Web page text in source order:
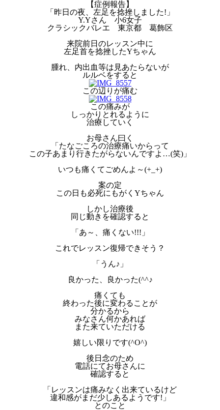
【症例報告】
「昨日の夜、左足を捻挫しました!」
Y.Yさん 小6女子
クラシックバレエ 東京都 葛飾区
来院前日のレッスン中に
左足首を捻挫したYちゃん
腫れ、内出血等は見あたらないが
ルルベをすると
この辺りが痛む
この痛みが
しっかりとれるように
治療していく
お母さん曰く
「たなごころの治療痛いからって
この子あまり行きたがらないんですよ…(笑)」
いつも痛くてごめんよ～(+_+)
案の定
この日も必死にもがくYちゃん
しかし治療後
同じ動きを確認すると
「あ～、痛くない!!!」
これでレッスン復帰できそう？
「うん♪」
良かった、良かった(^^♪
痛くても
終わった後に変わることが
分かるから
みなさん何かあれば
また来ていただける
嬉しい限りです(^O^)
後日念のため
電話にてお母さんに
確認すると
「レッスンは痛みなく出来ているけど
違和感がまだ少しあるようです!」
とのこと